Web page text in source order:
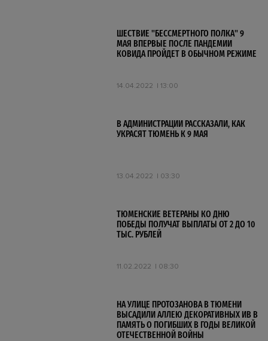
ШЕСТВИЕ "БЕССМЕРТНОГО ПОЛКА" 9
МАЯ ВПЕРВЫЕ ПОСЛЕ ПАНДЕМИИ
КОВИДА ПРОЙДЕТ В ОБЫЧНОМ РЕЖИМЕ
14.04.2022 13:00
В АДМИНИСТРАЦИИ РАССКАЗАЛИ, КАК
УКРАСЯТ ТЮМЕНЬ К 9 МАЯ
13.04.2022 03:30
ТЮМЕНСКИЕ ВЕТЕРАНЫ КО ДНЮ
ПОБЕДЫ ПОЛУЧАТ ВЫПЛАТЫ ОТ 2 ДО 10
ТЫС. РУБЛЕЙ
11.02.2022 08:30
НА УЛИЦЕ ПРОТОЗАНОВА В ТЮМЕНИ
ВЫСАДИЛИ АЛЛЕЮ ДЕКОРАТИВНЫХ ИВ В
ПАМЯТЬ О ПОГИБШИХ В ГОДЫ ВЕЛИКОЙ
ОТЕЧЕСТВЕННОЙ ВОЙНЫ